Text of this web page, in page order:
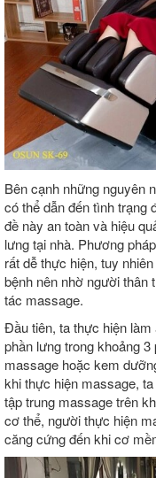
Bên cạnh những nguyên
có thể dẫn đến tình trạng
đề này an toàn và hiệu
lưng tại nhà. Phương
rất dễ thực hiện, tuy
bệnh nên nhờ người thân
tác massage.
Đầu tiên, ta thực hiện
phần lưng trong khoảng
massage hoặc kem
khi thực hiện massage,
tập trung massage trên
cơ thể, người thực hiện
căng cứng đến khi cơ